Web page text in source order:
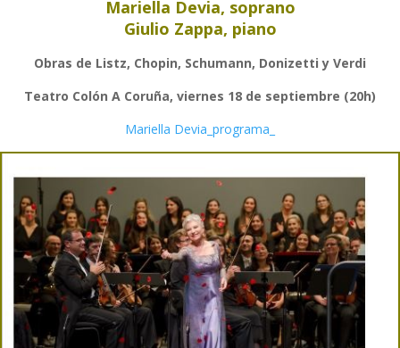
Mariella Devia, soprano
Giulio Zappa, piano
Obras de Listz, Chopin, Schumann, Donizetti y Verdi
Teatro Colón A Coruña, viernes 18 de septiembre (20h)
Mariella Devia_programa_